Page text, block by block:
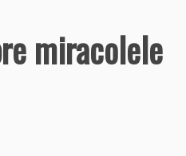
miracolele